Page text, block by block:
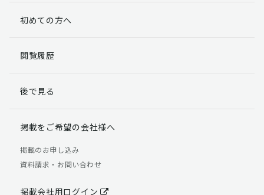
らかじめご了承ください。
個人情報の開示請求について
る権利があります。
「個人情報の取り扱いについて」
【お問合せ先】 個人情報問合せ窓口
TEL：03-5411-7891（平日9:00 ～ 18:00）
初めての方へ
閲覧履歴
後で見る
掲載をご希望の会社様へ
掲載のお申し込み
資料請求・お問い合わせ
掲載会社用ログイン